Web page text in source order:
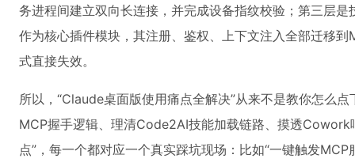
务进程间建立双向长连接，并完成设备指纹校验；第三层
作为核心插件模块，其注册、鉴权、上下文注入全部迁移
式直接失效。
所以，“Claude桌面版使用痛点全解决”从来不是教你怎么
MCP握手逻辑、理清Code2AI技能加载链路、摸透Cowork
点”，每一个都对应一个真实踩坑现场：比如“一键触发